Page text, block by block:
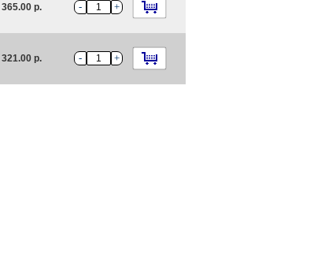
365.00 р. - +
321.00 р. - +